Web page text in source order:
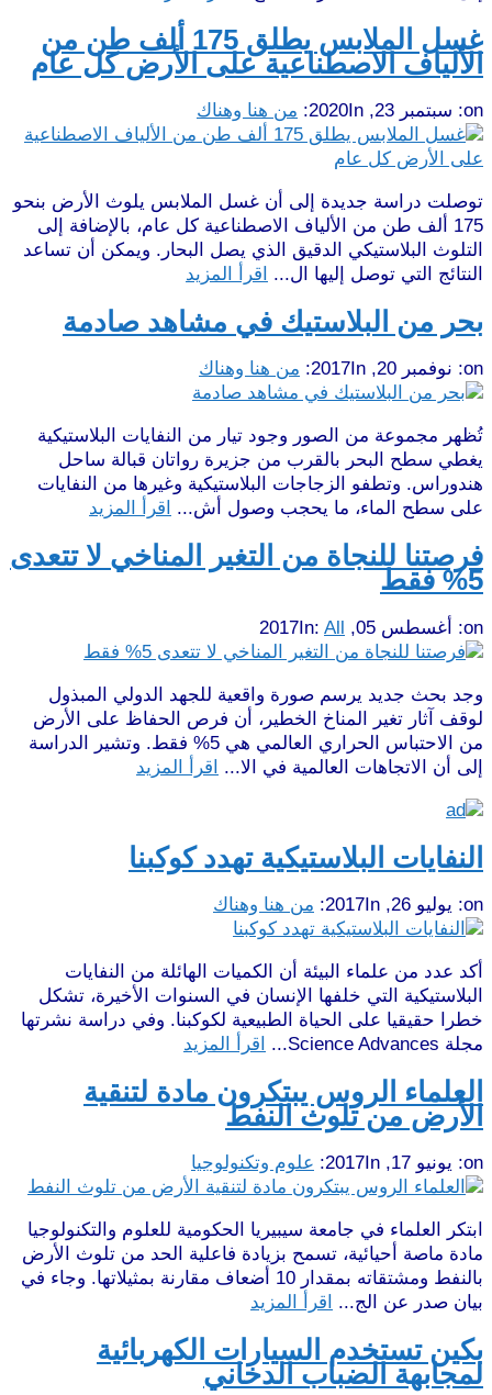
غسل الملابس يطلق 175 ألف طن من
الألياف الاصطناعية على الأرض كل عام
on: سبتمبر 23, 2020 In: من هنا وهناك
توصلت دراسة جديدة إلى أن غسل الملابس يلوث الأرض بنحو
175 ألف طن من الألياف الاصطناعية كل عام، بالإضافة إلى
التلوث البلاستيكي الدقيق الذي يصل البحار. ويمكن أن تساعد
النتائج التي توصل إليها ال...
اقرأ المزيد
بحر من البلاستيك في مشاهد صادمة
on: نوفمبر 20, 2017 In: من هنا وهناك
تُظهر مجموعة من الصور وجود تيار من النفايات البلاستيكية
يغطي سطح البحر بالقرب من جزيرة رواتان قبالة ساحل
هندوراس. وتطفو الزجاجات البلاستيكية وغيرها من النفايات
على سطح الماء، ما يحجب وصول أش...
اقرأ المزيد
فرصتنا للنجاة من التغير المناخي لا تتعدى
5% فقط
on: أغسطس 05, 2017 In: All
وجد بحث جديد يرسم صورة واقعية للجهد الدولي المبذول
لوقف آثار تغير المناخ الخطير، أن فرص الحفاظ على الأرض
من الاحتباس الحراري العالمي هي 5% فقط. وتشير الدراسة
إلى أن الاتجاهات العالمية في الا...
اقرأ المزيد
النفايات البلاستيكية تهدد كوكبنا
on: يوليو 26, 2017 In: من هنا وهناك
أكد عدد من علماء البيئة أن الكميات الهائلة من النفايات
البلاستيكية التي خلفها الإنسان في السنوات الأخيرة، تشكل
خطرا حقيقيا على الحياة الطبيعية لكوكبنا. وفي دراسة نشرتها
مجلة Science Advances...
اقرأ المزيد
العلماء الروس يبتكرون مادة لتنقية
الأرض من تلوث النفط
on: يونيو 17, 2017 In: علوم وتكنولوجيا
ابتكر العلماء في جامعة سيبيريا الحكومية للعلوم والتكنولوجيا
مادة ماصة أحيائية، تسمح بزيادة فاعلية الحد من تلوث الأرض
بالنفط ومشتقاته بمقدار 10 أضعاف مقارنة بمثيلاتها. وجاء في
بيان صدر عن الج...
اقرأ المزيد
بكين تستخدم السيارات الكهربائية
لمجابهة الضباب الدخاني